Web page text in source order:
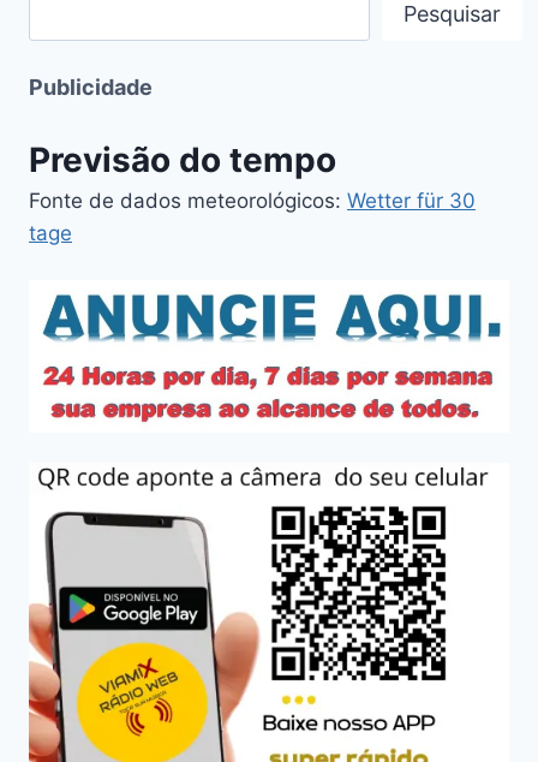
Pesquisar
Publicidade
Previsão do tempo
Fonte de dados meteorológicos: Wetter für 30
tage